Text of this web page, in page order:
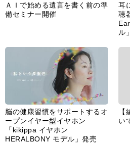
ＡＩで始める遺言を書く前の準
備セミナー開催
耳
聴
ル
脳の健康習慣をサポートするオ
ープンイヤー型イヤホン
「kikippa イヤホン
HERALBONY モデル」発売
い